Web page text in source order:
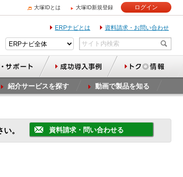
大塚IDとは 大塚ID新規登録 ログイン
ERPナビとは 資料請求・お問い合わせ
紹介サービスを探す 動画で製品を知る
。 資料請求・問い合わせる